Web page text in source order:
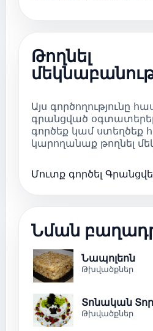
Թողնել
Այս գործողությունը
գրանցված
գործեք կամ ստեղծեք
կարողանաք թողնել
Մուտք գործել
Նման
Նապոլեոն
Թխվածքներ
Տոնական
Թխվածքներ